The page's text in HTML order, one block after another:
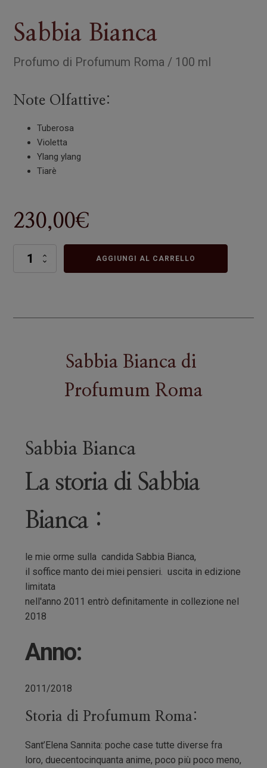
Sabbia Bianca
Profumo di Profumum Roma / 100 ml
Note Olfattive:
Tuberosa
Violetta
Ylang ylang
Tiarè
230,00€
Sabbia
AGGIUNGI AL CARRELLO
Sabbia Bianca di
Profumum Roma
Sabbia Bianca
La storia di Sabbia
Bianca :
le mie orme sulla candida Sabbia Bianca,
il soffice manto dei miei pensieri. uscita in edizione
limitata
nell'anno 2011 entrò definitamente in collezione nel
2018
Anno:
2011/2018
Storia di Profumum Roma:
Sant’Elena Sannita: poche case tutte diverse fra
loro, duecentocinquanta anime, poco più poco meno,